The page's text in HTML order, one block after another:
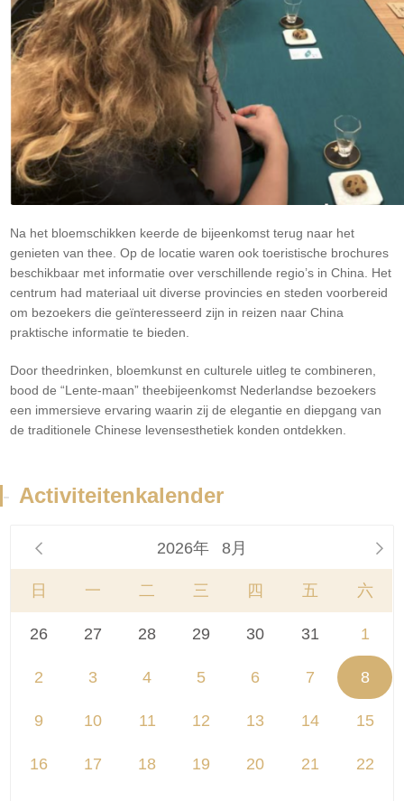
Na het bloemschikken keerde de bijeenkomst terug naar het
genieten van thee. Op de locatie waren ook toeristische brochures
beschikbaar met informatie over verschillende regio’s in China. Het
centrum had materiaal uit diverse provincies en steden voorbereid
om bezoekers die geïnteresseerd zijn in reizen naar China
praktische informatie te bieden.
Door theedrinken, bloemkunst en culturele uitleg te combineren,
bood de “Lente-maan” theebijeenkomst Nederlandse bezoekers
een immersieve ervaring waarin zij de elegantie en diepgang van
de traditionele Chinese levensesthetiek konden ontdekken.
- Activiteitenkalender
 2026年 8月 
日 一 二 三 四 五 六
26 27 28 29 30 31 1
2 3 4 5 6 7 8
9 10 11 12 13 14 15
16 17 18 19 20 21 22